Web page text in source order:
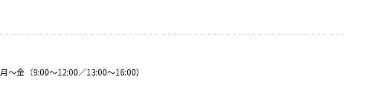
月〜金（9:00〜12:00／13:00〜16:00）